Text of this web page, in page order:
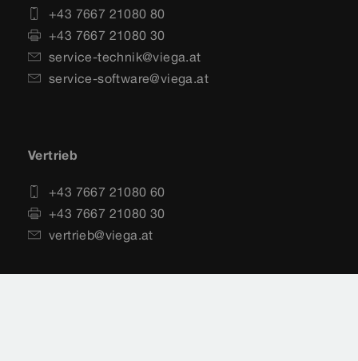
+43 7667 21080 80
+43 7667 21080 30
service-technik@viega.at
service-software@viega.at
Vertrieb
+43 7667 21080 60
+43 7667 21080 30
vertrieb@viega.at